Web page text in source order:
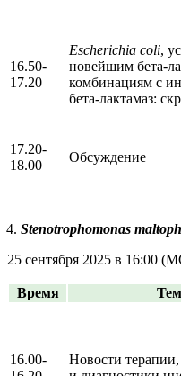
16.50-
17.20
Escherichia coli,
новейшим бета-
комбинациям с
бета-лактамаз:
17.20-
18.00
Обсуждение
Stenotrophomonas
25 сентября 2025 в 16:00
Время
16.00-
Новости